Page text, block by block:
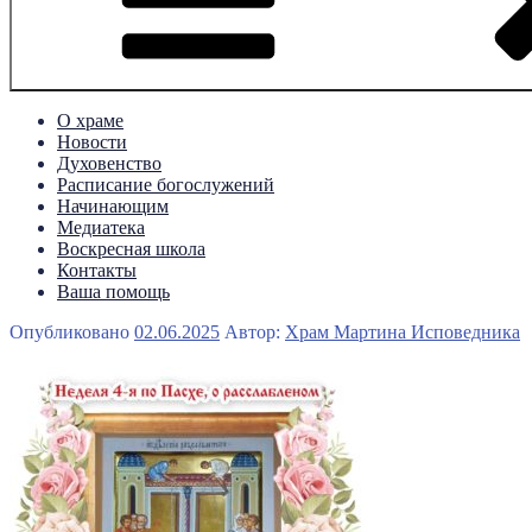
О храме
Новости
Духовенство
Расписание богослужений
Начинающим
Медиатека
Воскресная школа
Контакты
Ваша помощь
Опубликовано 02.06.2025 Автор: Храм Мартина Исповедника